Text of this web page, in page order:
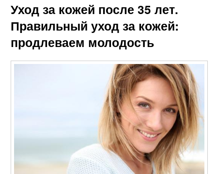
Уход за кожей после 35 лет.
Правильный уход за кожей:
продлеваем молодость